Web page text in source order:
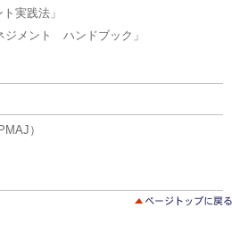
実践法」
ジメント ハンドブック」
）